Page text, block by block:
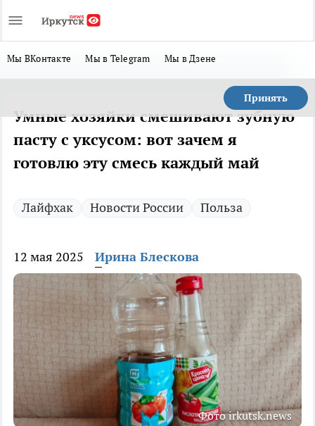
Мы ВКонтакте Мы в Telegram Мы в Дзене
Принять
Умные хозяйки смешивают зубную
пасту с уксусом: вот зачем я
готовлю эту смесь каждый май
Лайфхак Новости России Польза
12 мая 2025 Ирина Блескова
Фото irkutsk.news